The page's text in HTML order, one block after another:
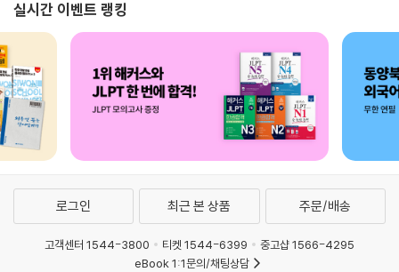
실시간 이벤트 랭킹
로그인 최근 본 상품 주문/배송
고객센터 1544-3800 티켓 1544-6399
중고샵 1566-4295
eBook 1:1문의/채팅상담